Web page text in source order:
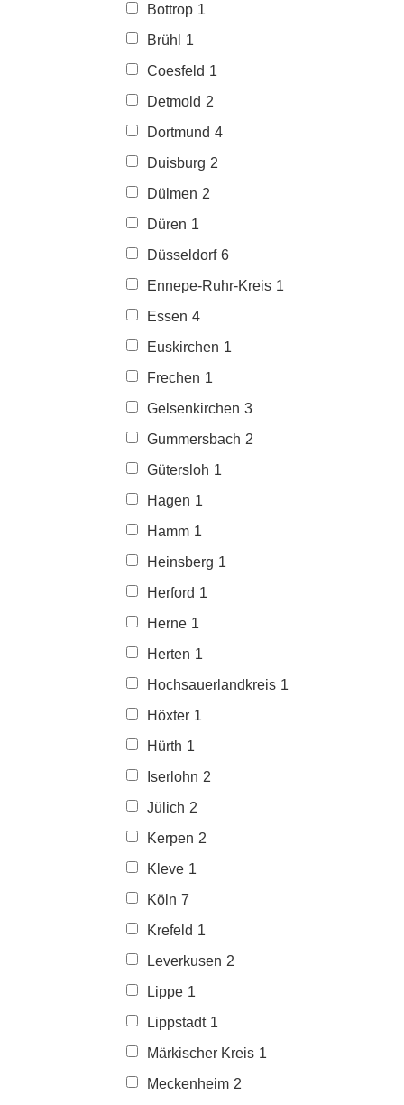
Bottrop 1
Brühl
1
Coesfeld 1
Detmold 2
Dortmund 4
Duisburg 2
Dülmen 2
Düren 1
Düsseldorf 6
Ennepe-Ruhr-Kreis 1
Essen 4
Euskirchen 1
Frechen 1
Gelsenkirchen 3
Gummersbach 2
Gütersloh 1
Hagen 1
Hamm 1
Heinsberg 1
Herford 1
Herne 1
Herten 1
Hochsauerlandkreis 1
Höxter 1
Hürth 1
Iserlohn 2
Jülich 2
Kerpen 2
Kleve 1
Köln 7
Krefeld 1
Leverkusen 2
Lippe 1
Lippstadt 1
Märkischer Kreis 1
Meckenheim 2